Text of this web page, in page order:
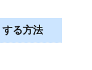
る方法